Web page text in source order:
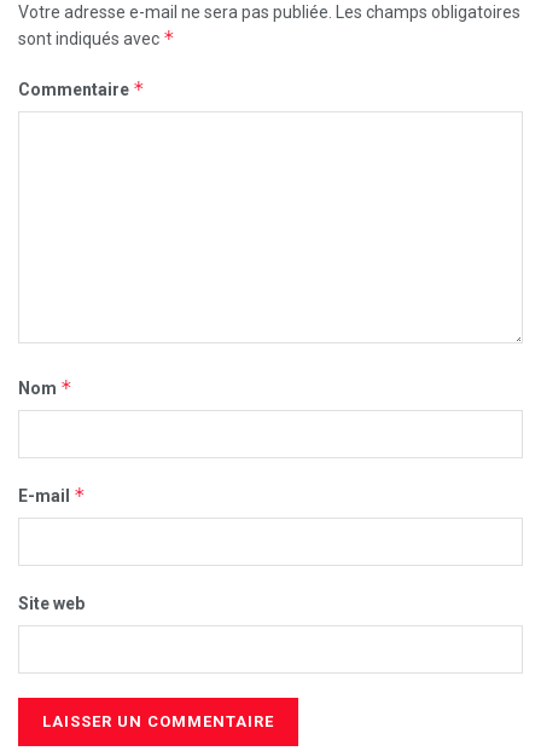
Votre adresse e-mail ne sera pas publiée.
Les champs obligatoires
sont indiqués avec *
Commentaire *
Nom *
E-mail *
Site web